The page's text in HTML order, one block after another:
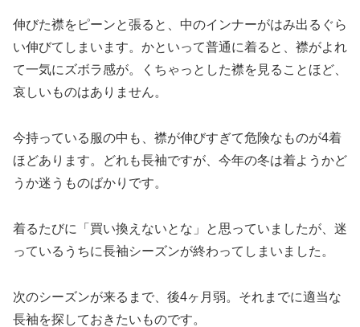
伸びた襟をピーンと張ると、中のインナーがはみ出るぐら
い伸びてしまいます。かといって普通に着ると、襟がよれ
て一気にズボラ感が。くちゃっとした襟を見ることほど、
哀しいものはありません。
今持っている服の中も、襟が伸びすぎて危険なものが4着
ほどあります。どれも長袖ですが、今年の冬は着ようかど
うか迷うものばかりです。
着るたびに「買い換えないとな」と思っていましたが、迷
っているうちに長袖シーズンが終わってしまいました。
次のシーズンが来るまで、後4ヶ月弱。それまでに適当な
長袖を探しておきたいものです。